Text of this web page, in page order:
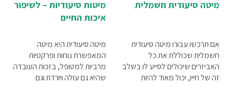
מיטה סיעודית חשמלית
אם תרכשו עבורו מיטה סיעודית
חשמלית שכוללת את כל
האביזרים שיכולים לסייע לו בשלב
זה של חייו, יכול מאוד להיות
מיטות סיעודיות – לשיפור
איכות החיים
מיטה סיעודית היא מיטה
המאפשרת נוחות ופרקטיות
מרביות למטופל, בזכות העובדה
שהיא גם עולה ויורדת וגם